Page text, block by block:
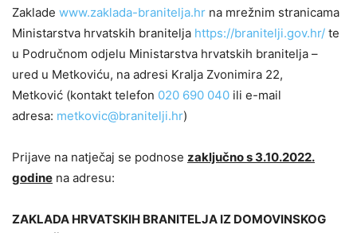
Zaklade www.zaklada-branitelja.hr na mrežnim stranicama
Ministarstva hrvatskih branitelja https://branitelji.gov.hr/ te
u Područnom odjelu Ministarstva hrvatskih branitelja –
ured u Metkoviću, na adresi Kralja Zvonimira 22,
Metković (kontakt telefon 020 690 040 ili e-mail
adresa: metkovic@branitelji.hr)
Prijave na natječaj se podnose zaključno s 3.10.2022.
godine na adresu:
ZAKLADA HRVATSKIH BRANITELJA IZ DOMOVINSKOG